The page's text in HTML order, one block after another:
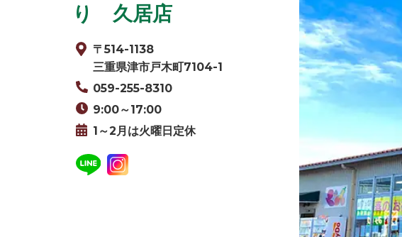
り 久居店
〒514-1138
三重県津市戸木町7104-1
059-255-8310
9:00～17:00
1～2月は火曜日定休